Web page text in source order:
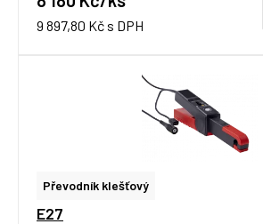
9 897,80 Kč s DPH
Převodník klešťový
E27